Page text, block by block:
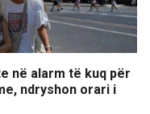
në alarm të kuq për
ndryshon orari i